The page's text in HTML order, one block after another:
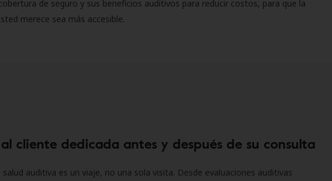
de seguro y sus beneficios auditivos para reducir costos, para que la
merece sea más accesible.
cliente dedicada antes y después de su consulta
auditiva es un viaje, no una sola visita. Desde evaluaciones auditivas